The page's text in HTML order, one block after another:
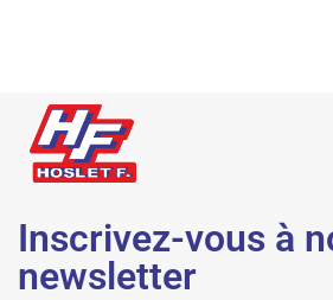
Inscrivez-vous à
newsletter